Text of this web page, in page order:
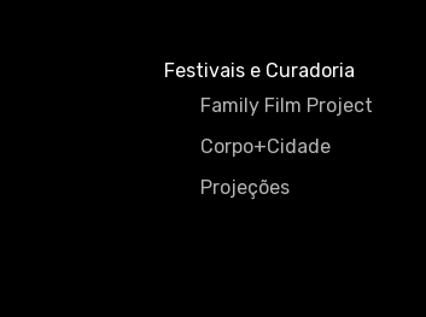
Festivais e Curadoria
Family Film Project
Corpo+Cidade
Projeções